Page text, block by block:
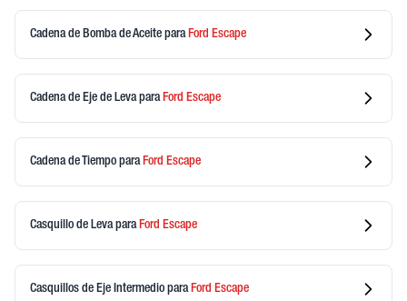
Cadena de Bomba de Aceite para Ford Escape
Cadena de Eje de Levapara Ford Escape
Cadena de Tiempo para Ford Escape
Casquillo de Levapara Ford Escape
Casquillos de Eje Intermedio para Ford Escape